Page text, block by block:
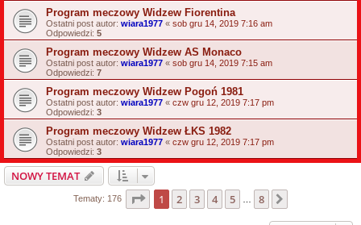
Program meczowy Widzew Fiorentina
Ostatni post autor: wiara1977 « sob gru 14, 2019 7:16 am
Odpowiedzi: 5
Program meczowy Widzew AS Monaco
Ostatni post autor: wiara1977 « sob gru 14, 2019 7:15 am
Odpowiedzi: 7
Program meczowy Widzew Pogoń 1981
Ostatni post autor: wiara1977 « czw gru 12, 2019 7:17 pm
Odpowiedzi: 3
Program meczowy Widzew ŁKS 1982
Ostatni post autor: wiara1977 « czw gru 12, 2019 7:17 pm
Odpowiedzi: 3
NOWY TEMAT
Tematy: 176 Strona z8
1 2 3 4 5 … 8